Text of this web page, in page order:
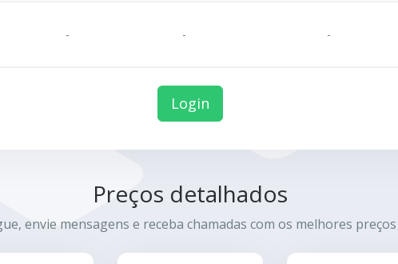
- - -
Login
Preços detalhados
envie mensagens e receba chamadas com os melhores preços